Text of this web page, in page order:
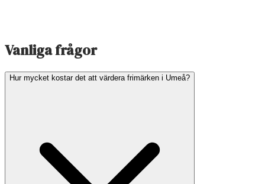
Vanliga frågor
Hur mycket kostar det att värdera frimärken i Umeå?